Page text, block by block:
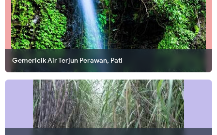
Gemericik Air Terjun Perawan, Pati